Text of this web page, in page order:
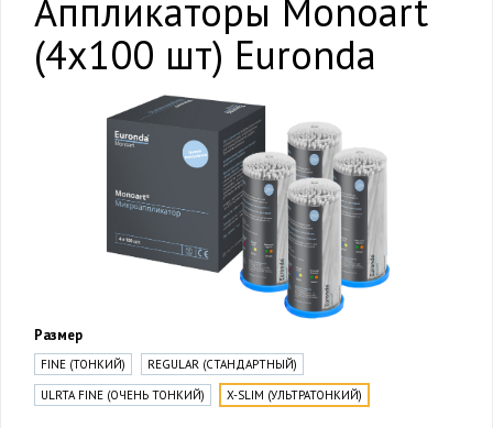
Аппликаторы Monoart
(4х100 шт) Euronda
Размер
FINE (ТОНКИЙ)
REGULAR (СТАНДАРТНЫЙ)
ULRTA FINE (ОЧЕНЬ ТОНКИЙ)
X-SLIM (УЛЬТРАТОНКИЙ)